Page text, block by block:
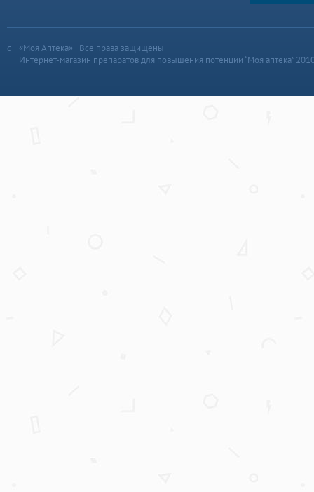
«Моя Аптека» | Все права защищены
Интернет-магазин препаратов для повышения потенции “Моя аптека”